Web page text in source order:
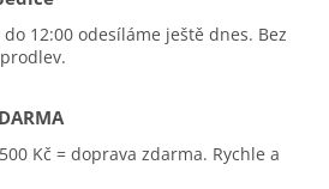
12:00 odesíláme ještě dnes. Bez
Kč = doprava zdarma. Rychle a